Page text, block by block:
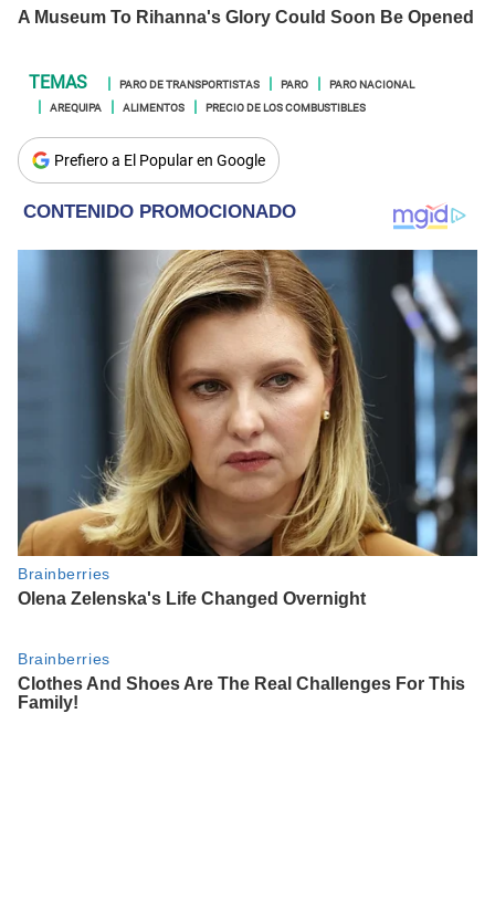
PARO DE TRANSPORTISTAS PARO
PARO NACIONAL
AREQUIPA
ALIMENTOS PRECIO DE LOS COMBUSTIBLES
Prefiero a El Popular en Google